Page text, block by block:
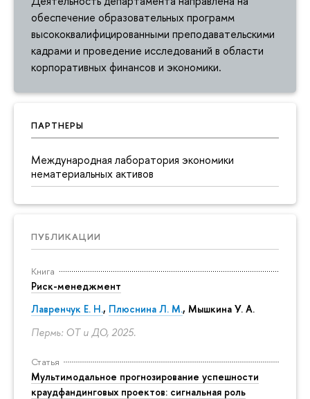
обеспечение образовательных программ
высококвалифицированными преподавательскими
кадрами и проведение исследований в области
корпоративных финансов и экономики.
ПАРТНЕРЫ
Международная лаборатория экономики
нематериальных активов
ПУБЛИКАЦИИ
Книга
Риск-менеджмент
Лавренчук Е. Н., Плюснина Л. М., Мышкина У. А.
Пермь: ОТ и ДО, 2025.
Статья
Мультимодальное прогнозирование успешности
краудфандинговых проектов: сигнальная роль